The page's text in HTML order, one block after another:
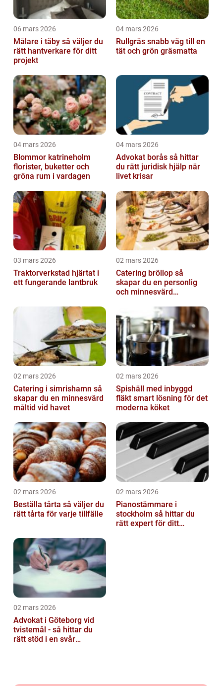
06 mars 2026
Målare i täby så väljer du
rätt hantverkare för ditt
projekt
04 mars 2026
Rullgräs snabb väg till en
tät och grön gräsmatta
04 mars 2026
Blommor katrineholm
florister, buketter och
gröna rum i vardagen
04 mars 2026
Advokat borås så hittar
du rätt juridisk hjälp när
livet krisar
03 mars 2026
Traktorverkstad hjärtat i
ett fungerande lantbruk
02 mars 2026
Catering bröllop så
skapar du en personlig
och minnesvärd
02 mars 2026
Catering i simrishamn så
skapar du en minnesvärd
måltid vid havet
02 mars 2026
Spishäll med inbyggd
fläkt smart lösning för det
moderna köket
02 mars 2026
Beställa tårta så väljer du
rätt tårta för varje tillfälle
02 mars 2026
Pianostämmare i
stockholm så hittar du
rätt expert för ditt
02 mars 2026
Advokat i Göteborg vid
tvistemål - så hittar du
rätt stöd i en svår